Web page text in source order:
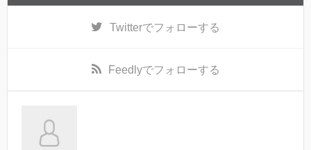
Twitterでフォローする
Feedlyでフォローする